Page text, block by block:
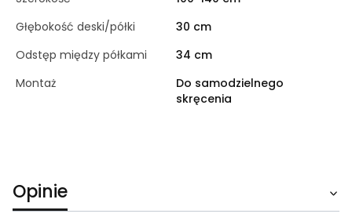
Głębokość deski/półki
30 cm
Odstęp między półkami
34 cm
Montaż
Do samodzielnego
skręcenia
Opinie